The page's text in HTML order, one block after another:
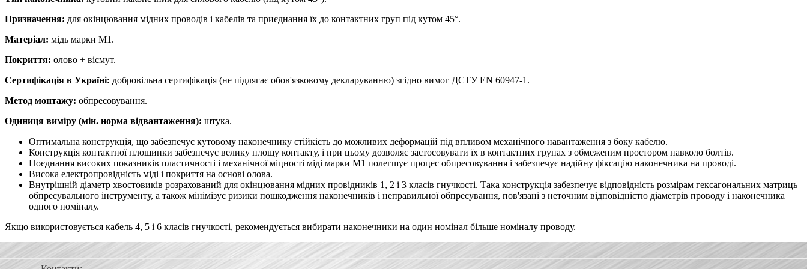
Призначення: для окінцювання мідних проводів і кабелів та приєднання їх до контактних груп під кутом 45°.
Матеріал: мідь марки М1.
Покриття: олово + вісмут.
Сертифікація в Україні: добровільна сертифікація (не підлягає обов'язковому декларуванню) згідно вимог ДСТУ EN 60947-1.
Метод монтажу: обпресовування.
Одиниця виміру (мін. норма відвантаження): штука.
Оптимальна конструкція, що забезпечує кутовому наконечнику стійкість до можливих деформацій під впливом механічного навантаження з боку кабелю.
Конструкція контактної площинки забезпечує велику площу контакту, і при цьому дозволяє застосовувати їх в контактних групах з обмеженим простором навколо болтів.
Поєднання високих показників пластичності і механічної міцності міді марки М1 полегшує процес обпресовування і забезпечує надійну фіксацію наконечника на проводі.
Висока електропровідність міді і покриття на основі олова.
Внутрішній діаметр хвостовиків розрахований для окінцювання мідних провідників 1, 2 і 3 класів гнучкості. Така конструкція забезпечує відповідність розмірам гексагональних матриць
обпресувального інструменту, а також мінімізує ризики пошкодження наконечників і неправильної обпресування, пов'язані з неточним відповідністю діаметрів проводу і наконечника
одного номіналу.
Якщо використовується кабель 4, 5 і 6 класів гнучкості, рекомендується вибирати наконечники на один номінал більше номіналу проводу.